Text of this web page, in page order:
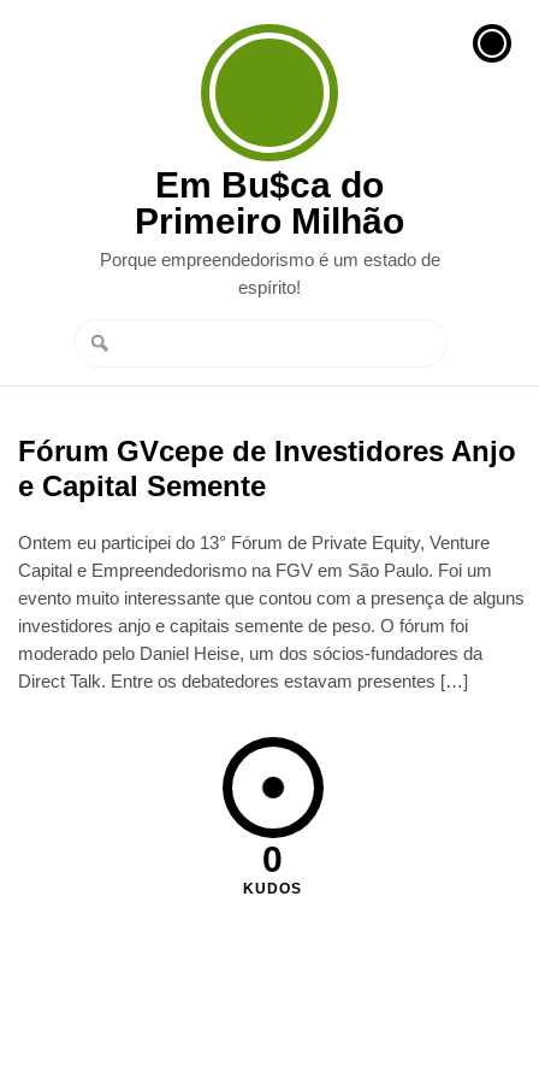
Em Bu$ca do
Primeiro Milhão
Porque empreendedorismo é um estado de
espírito!
Fórum GVcepe de Investidores Anjo
e Capital Semente
Ontem eu participei do 13° Fórum de Private Equity, Venture
Capital e Empreendedorismo na FGV em São Paulo. Foi um
evento muito interessante que contou com a presença de alguns
investidores anjo e capitais semente de peso. O fórum foi
moderado pelo Daniel Heise, um dos sócios-fundadores da
Direct Talk. Entre os debatedores estavam presentes […]
0
KUDOS